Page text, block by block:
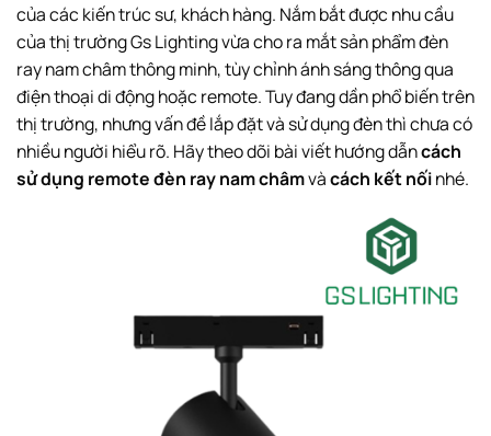
của các kiến trúc sư, khách hàng. Nắm bắt được nhu cầu
của thị trường Gs Lighting vừa cho ra mắt sản phẩm đèn
ray nam châm thông minh, tùy chỉnh ánh sáng thông qua
điện thoại di động hoặc remote. Tuy đang dần phổ biến trên
thị trường, nhưng vấn đề lắp đặt và sử dụng đèn thì chưa có
nhiều người hiểu rõ. Hãy theo dõi bài viết hướng dẫncách
sử dụng remote đèn ray nam châmvàcách kết nốinhé.